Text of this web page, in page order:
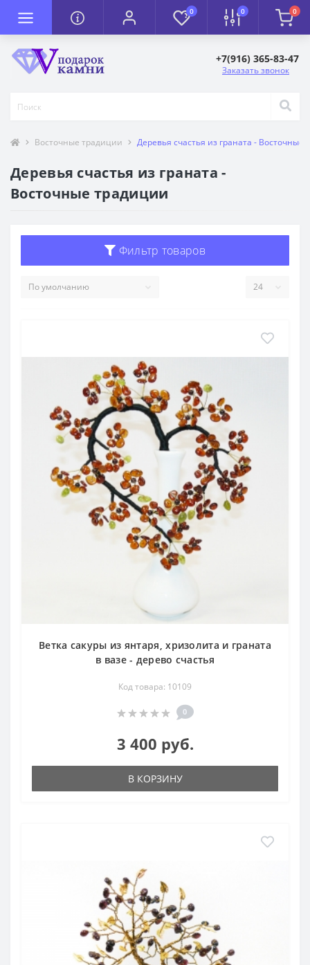
0 0 0
+7(916) 365-83-47
Заказать звонок
Восточные традиции Деревья счастья из граната - Восточные
Деревья счастья из граната -
Восточные традиции
Фильтр товаров
Ветка сакуры из янтаря, хризолита и граната
в вазе - дерево счастья
Код товара: 10109
0
3 400 руб.
В КОРЗИНУ